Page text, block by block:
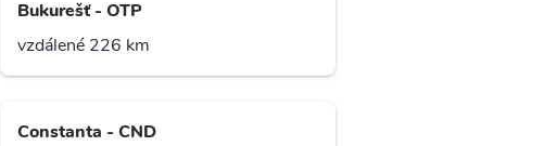
Bukurešť - OTP
vzdálené 226 km
Constanta - CND